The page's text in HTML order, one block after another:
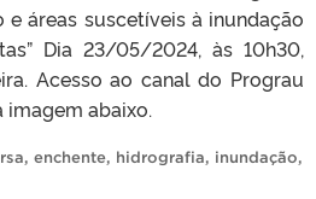
e áreas suscetíveis à inundação
Dia 23/05/2024, às 10h30,
Acesso ao canal do Prograu
imagem abaixo.
, enchente, hidrografia, inundação,